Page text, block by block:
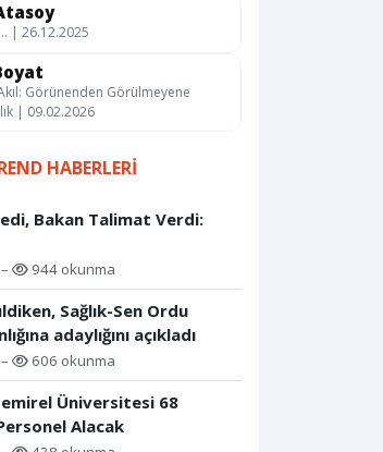
| 26.12.2025
Görünenden Görülmeyene
| 09.02.2026
HABERLERI
Bakan Talimat Verdi:
944 okunma
Sağlık-Sen Ordu
adaylığını açıkladı
606 okunma
Üniversitesi 68
Alacak